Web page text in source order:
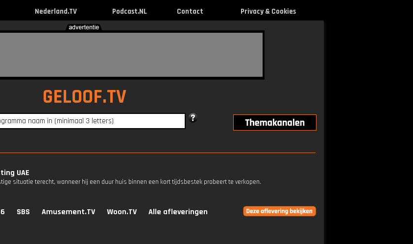
Nederland.TV Podcast.NL Contact Privacy & Cookies
GELOOF.TV
UAE
situatie terecht, wanneer hij een duur huis binnen een kort tijdsbestek probeert te verkopen.
SBS Amusement.TV Woon.TV Alle afleveringen